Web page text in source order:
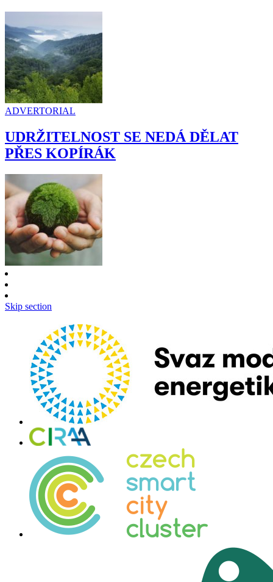
ADVERTORIAL
UDRŽITELNOST SE NEDÁ DĚLAT
PŘES KOPÍRÁK
Skip section